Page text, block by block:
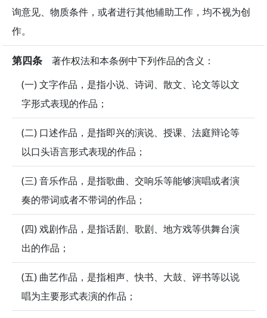
询意见、物质条件，或者进行其他辅助工作，均不视为创
作。
第四条 著作权法和本条例中下列作品的含义：
(一) 文字作品，是指小说、诗词、散文、论文等以文
字形式表现的作品；
(二) 口述作品，是指即兴的演说、授课、法庭辩论等
以口头语言形式表现的作品；
(三) 音乐作品，是指歌曲、交响乐等能够演唱或者演
奏的带词或者不带词的作品；
(四) 戏剧作品，是指话剧、歌剧、地方戏等供舞台演
出的作品；
(五) 曲艺作品，是指相声、快书、大鼓、评书等以说
唱为主要形式表演的作品；